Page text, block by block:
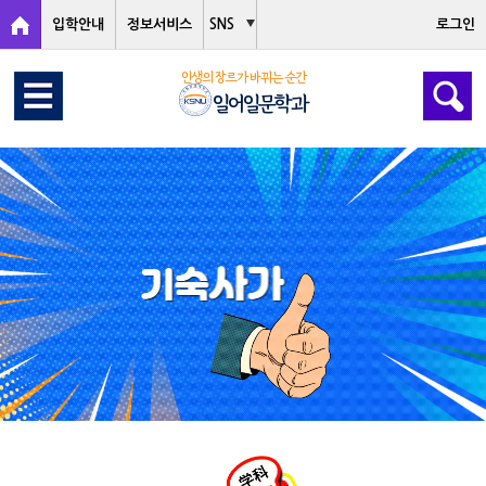
입학안내 정보서비스 SNS 로그인
인생의 장르가 바뀌는 순간
일어일문학과